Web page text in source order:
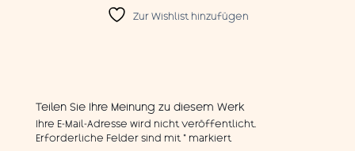
Zur Wishlist hinzufügen
Teilen Sie Ihre Meinung zu diesem Werk
Ihre E-Mail-Adresse wird nicht veröffentlicht.
Erforderliche Felder sind mit*markiert